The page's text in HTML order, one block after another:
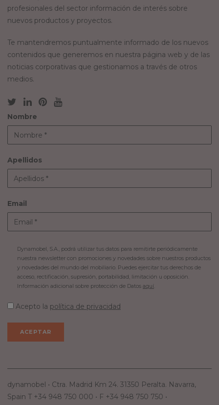
profesionales del sector información de interés sobre
nuevos productos y proyectos.
Te mantendremos puntualmente informado de los nuevos
contenidos que generemos en nuestra página web y de las
noticias corporativas que gestionamos a través de otros
medios.
Nombre
Apellidos
Email
Dynamobel, S.A., podrá utilizar tus datos para remitirte periódicamente
nuestra newsletter con promociones y novedades sobre nuestros productos
y novedades del mundo del mobiliario. Puedes ejercitar tus derechos de
acceso, rectificación, supresión, portabilidad, limitación u oposición.
Información adicional sobre protección de Datos aquí
Acepto la política de privacidad
dynamobel • Ctra. Madrid Km 24. 31350 Peralta. Navarra,
Spain T +34 948 750 000 • F +34 948 750 750 •